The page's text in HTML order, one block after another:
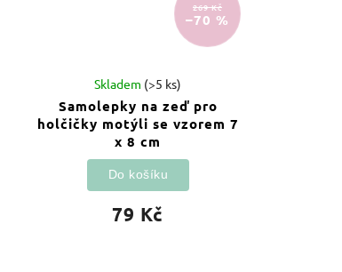
269 Kč
–70 %
Samolepky na zeď pro
holčičky motýli se vzorem 7
x 8 cm
Skladem (>5 ks)
79 Kč
Do košíku